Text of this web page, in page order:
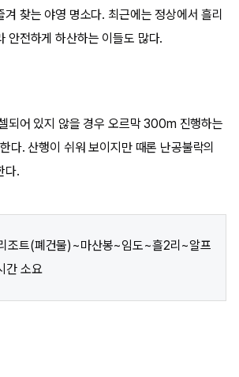
찾는 야영 명소다. 최근에는 정상에서 흘리
안전하게 하산하는 이들도 많다.
되어 있지 않을 경우 오르막 300m 진행하는
다. 산행이 쉬워 보이지만 때론 난공불락의
다.
조트(폐건물)~마산봉~임도~흘2리~알프
간 소요